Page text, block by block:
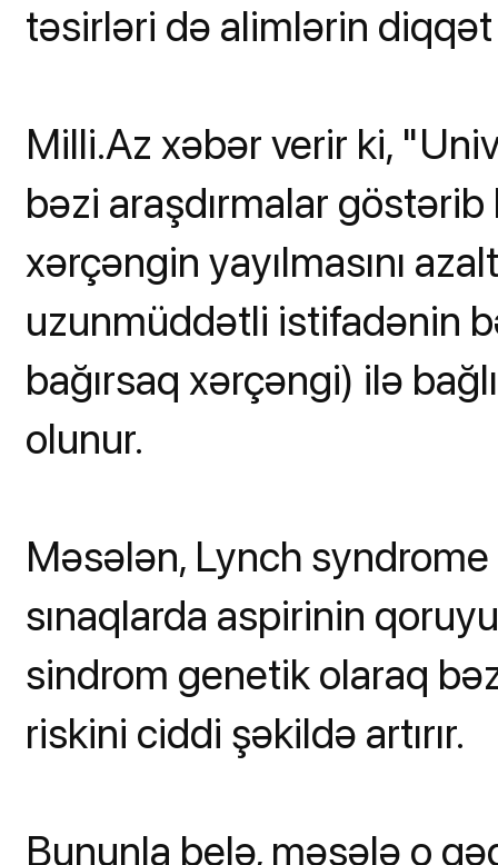
təsirləri də alimlərin
Milli.Az xəbər verir ki,
bəzi araşdırmalar
xərçəngin yayılmasını
uzunmüddətli istifadənin
bağırsaq xərçəngi) ilə
olunur.
Məsələn, Lynch
sınaqlarda aspirinin
sindrom genetik olaraq
riskini ciddi şəkildə artırır.
Bununla belə, məsələ o